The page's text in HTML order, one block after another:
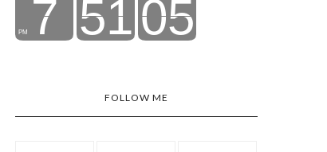
FOLLOW ME